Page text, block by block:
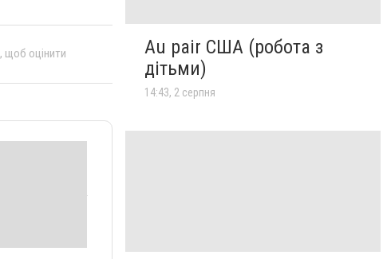
, щоб оцінити
Au pair США (робота з
дітьми)
14:43, 2 серпня